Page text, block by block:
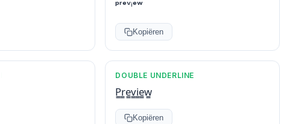
ᵖʳᵉᵛⁱᵉʷ
Kopiëren
DOUBLE UNDERLINE
P̳r̳e̳v̳i̳e̳w̳
Kopiëren